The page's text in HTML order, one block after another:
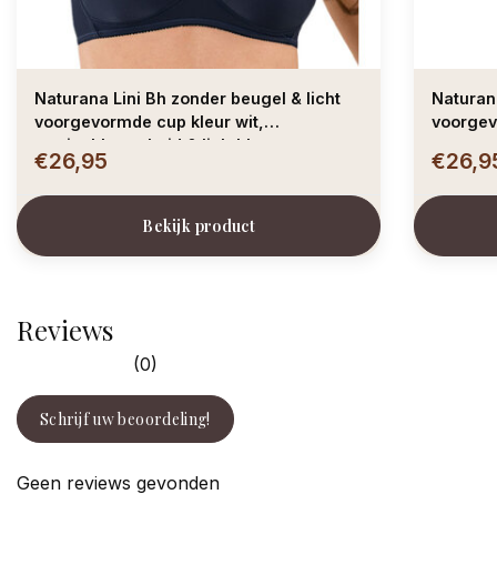
Naturana Lini Bh zonder beugel & licht
voorgevormde cup kleur wit,
marineblauw, huid & lichtblauw
€26,95
Bekijk product
Reviews
(0)
Schrijf uw beoordeling!
Geen reviews gevonden